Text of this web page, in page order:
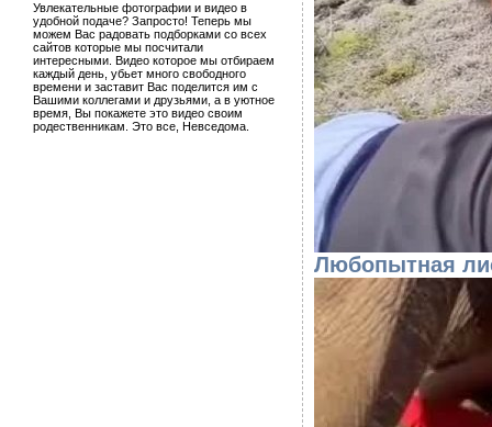
Увлекательные фотографии и видео в
удобной подаче? Запросто! Теперь мы
можем Вас радовать подборками со всех
сайтов которые мы посчитали
интересными. Видео которое мы отбираем
каждый день, убьет много свободного
времени и заставит Вас поделится им с
Вашими коллегами и друзьями, а в уютное
время, Вы покажете это видео своим
родественникам. Это все, Невседома.
Любопытная